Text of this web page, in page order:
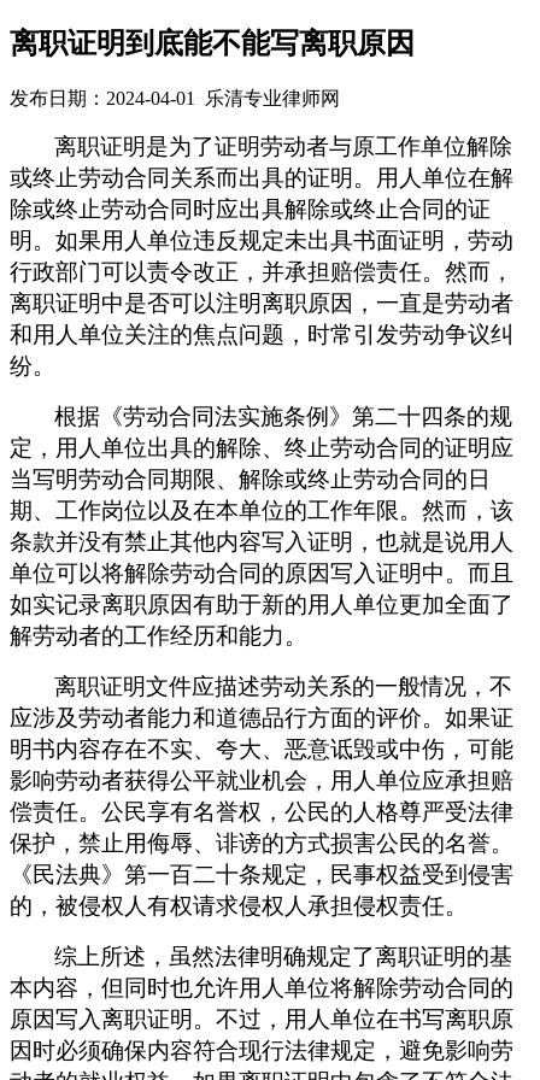
离职证明到底能不能写离职原因
发布日期：2024-04-01 乐清专业律师网
离职证明是为了证明劳动者与原工作单位解除
或终止劳动合同关系而出具的证明。用人单位在解
除或终止劳动合同时应出具解除或终止合同的证
明。如果用人单位违反规定未出具书面证明，劳动
行政部门可以责令改正，并承担赔偿责任。 然而，
离职证明中是否可以注明离职原因，一直是劳动者
和用人单位关注的焦点问题，时常引发劳动争议纠
纷。
根据 《劳动合同法实施条例》第二十四条的规
定，用人单位出具的解除、终止劳动合同的证明应
当写明劳动合同期限、解除或终止劳动合同的日
期、工作岗位以及在本单位的工作年限。 然而，该
条款并没有禁止其他内容写入证明，也就是说用人
单位可以将解除劳动合同的原因写入证明中。而且
如实记录离职原因有助于新的用人单位更加全面了
解劳动者的工作经历和能力。
离职证明文件应描述劳动关系的一般情况，不
应涉及劳动者能力和道德品行方面的评价。 如果证
明书内容存在不实、夸大、恶意诋毁或中伤，可能
影响劳动者获得公平就业机会，用人单位应承担赔
偿责任。公民享有名誉权，公民的人格尊严受法律
保护，禁止用侮辱、诽谤的方式损害公民的名誉。
《民法典》第一百二十条规定，民事权益受到侵害
的，被侵权人有权请求侵权人承担侵权责任。
综上所述，虽然法律明确规定了离职证明的基
本内容，但同时也允许用人单位将解除劳动合同的
原因写入离职证明。不过，用人单位在书写离职原
因时必须确保内容符合现行法律规定，避免影响劳